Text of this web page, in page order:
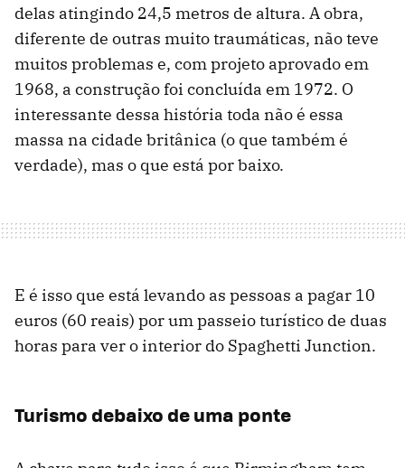
delas atingindo 24,5 metros de altura. A obra,
diferente de outras muito traumáticas, não teve
muitos problemas e, com projeto aprovado em
1968, a construção foi concluída em 1972. O
interessante dessa história toda não é essa
massa na cidade britânica (o que também é
verdade), mas o que está por baixo.
E é isso que está levando as pessoas a pagar 10
euros (60 reais) por um passeio turístico de duas
horas para ver o interior do Spaghetti Junction.
Turismo debaixo de uma ponte